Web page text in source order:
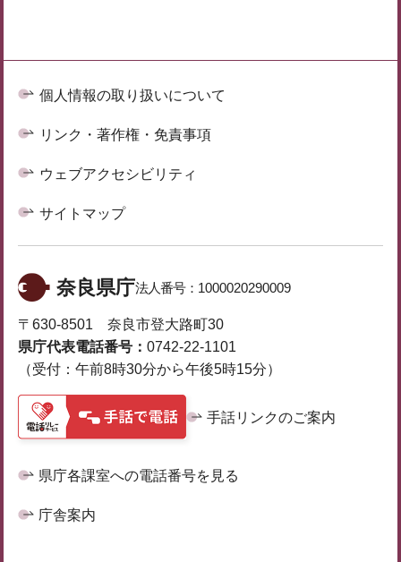
個人情報の取り扱いについて
リンク・著作権・免責事項
ウェブアクセシビリティ
サイトマップ
奈良県庁法人番号： 1000020290009
〒630-8501 奈良市登大路町30
県庁代表電話番号： 0742-22-1101
（受付：午前8時30分から午後5時15分）
手話リンクのご案内
県庁各課室への電話番号を見る
庁舎案内